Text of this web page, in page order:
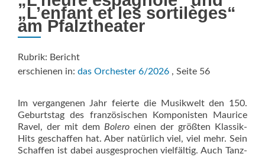
„L’enfant et les sortilèges“
am Pfalztheater
Rubrik: Bericht
erschienen in: das Orchester 6/2026 , Seite 56
Im vergangenen Jahr feierte die Musikwelt den 150.
Geburtstag des französischen Komponisten Maurice
Ravel, der mit dem Bolero einen der größten Klassik-
Hits geschaffen hat. Aber natürlich viel, viel mehr. Sein
Schaffen ist dabei ausgesprochen vielfältig. Auch Tanz-